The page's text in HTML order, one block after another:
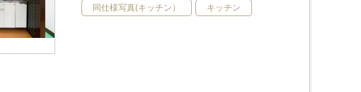
同仕様写真(キッチン） キッチン